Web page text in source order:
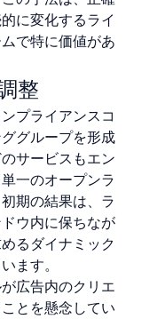
に変化するライ
で特に価値があ
整
プライアンスコ
グループを形成
サービスもエン
一のオープンラ
期の結果は、ラ
ウ内に保ちなが
るダイナミック
ます。
広告内のクリエ
とを懸念してい